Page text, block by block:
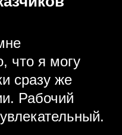
что я могу
сразу же
Рабочий